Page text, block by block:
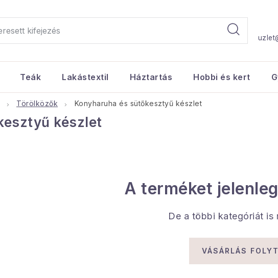
Teák Lakástextil Háztartás Hobbi és kert
Törölközők Konyharuha és sütőkesztyű készlet
készlet
A terméket
De a többi kategóriát is
VÁSÁRLÁS